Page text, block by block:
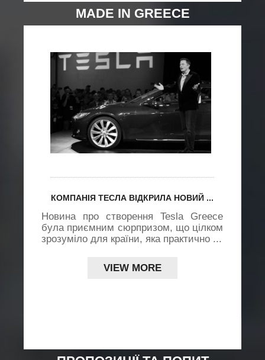
MADE IN GREECE
КОМПАНІЯ ТЕСЛА ВІДКРИЛА НОВИЙ ...
Новина про створення Tesla Greece
була приємним сюрпризом, що цілком
зрозуміло для країни, яка практично ...
VIEW MORE